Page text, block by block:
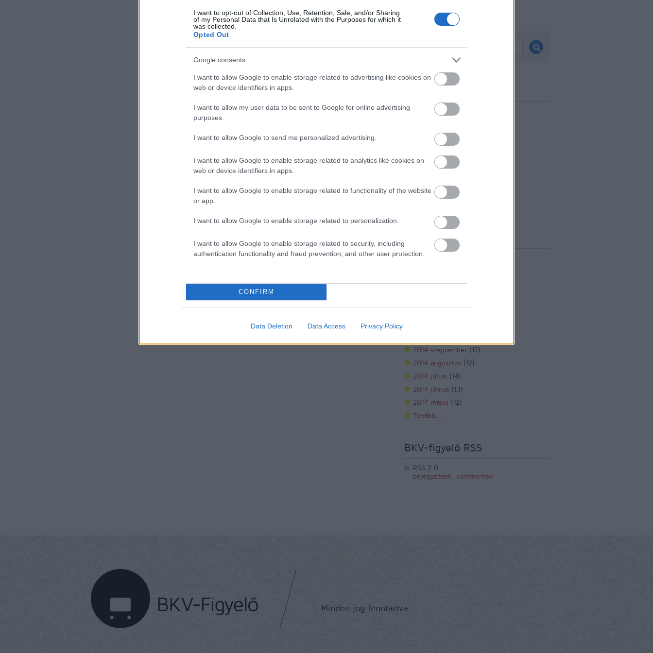
I want to opt-out of Collection, Use, Retention, Sale, and/or Sharing
of my Personal Data that Is Unrelated with the Purposes for which it
was collected.
Opted Out
Google consents
I want to allow Google to enable storage related to advertising like cookies on
web or device identifiers in apps.
I want to allow my user data to be sent to Google for online advertising
purposes.
I want to allow Google to send me personalized advertising.
I want to allow Google to enable storage related to analytics like cookies on
web or device identifiers in apps.
I want to allow Google to enable storage related to functionality of the website
or app.
I want to allow Google to enable storage related to personalization.
I want to allow Google to enable storage related to security, including
authentication functionality and fraud prevention, and other user protection.
CONFIRM
Data Deletion Data Access Privacy Policy
ajtót az utasra
üzemeltetője semmilyen felelősséget nem vállal, azokat nem ellenőrzi. Kifogás esetén forduljon a blog szerkesztőjéhez.
Keresés
Archívum
2015 április
2015 február (10)
2014 december (8)
2014 szeptember (12)
2014 augusztus (12)
2014 július (14)
2014 június (13)
2014 május (12)
Tovább
BKV-figyelő RSS
RSS 2.0
bejegyzések
kommentek
Minden jog fenntartva.